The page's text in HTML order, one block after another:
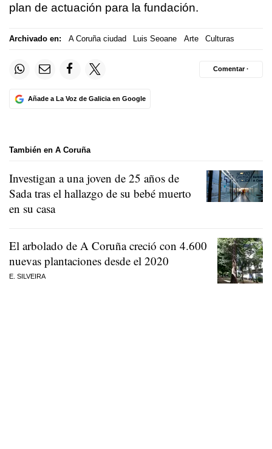
plan de actuación para la fundación.
Archivado en: A Coruña ciudad Luis Seoane Arte Culturas
Añade a La Voz de Galicia en Google
Comentar ·
También en A Coruña
Investigan a una joven de 25 años de
Sada tras el hallazgo de su bebé muerto
en su casa
El arbolado de A Coruña creció con 4.600
nuevas plantaciones desde el 2020
E. SILVEIRA